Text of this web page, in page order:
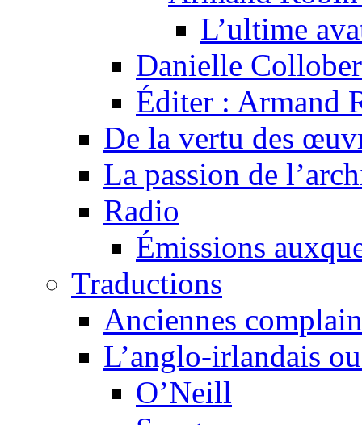
L’ultime
Danielle
Éditer : Armand
De la vertu des
La passion de
Radio
Émissions
Traductions
Anciennes
L’anglo-irlandais
O’Neill